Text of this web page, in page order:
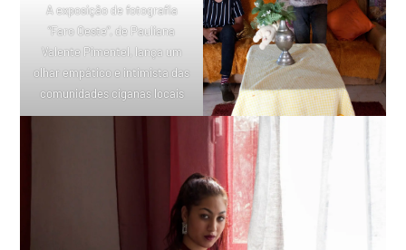
A exposição de fotografia
“Faro Oeste”, de Pauliana
Valente Pimentel, lança um
olhar empático e intimista das
comunidades ciganas locais